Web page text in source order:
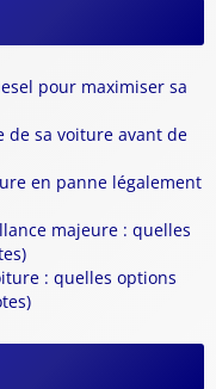
pour maximiser sa
sa voiture avant de
en panne légalement
majeure : quelles
: quelles options